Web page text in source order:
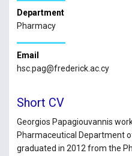
Department
Pharmacy
Email
hsc.pag@frederick.ac.cy
Short CV
Georgios Papagiouvannis
Pharmaceutical Department
graduated in 2012 from the